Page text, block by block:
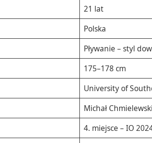
21 lat
Polska
Pływanie – styl
175–178 cm
University of
Michał Chmielewski
4. miejsce – IO